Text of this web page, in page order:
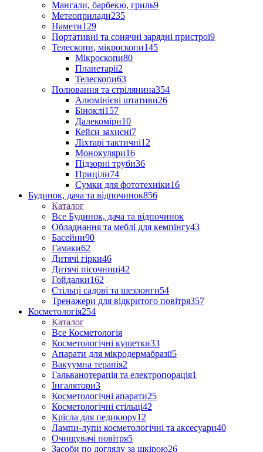
Мангали, барбекю, гриль9
Метеоприлади235
Намети129
Портативні та сонячні зарядні пристрої9
Телескопи, мікроскопи145
Мікроскопи80
Планетарії2
Телескопи63
Полювання та стрілянина354
Алюмінієві штативи26
Біноклі157
Далекоміри10
Кейси захисні7
Ліхтарі тактичні12
Монокуляри16
Підзорні труби36
Приціли74
Сумки для фототехніки16
Будинок, дача та відпочинок856
Каталог
Все Будинок, дача та відпочинок
Обладнання та меблі для кемпінгу43
Басейни90
Гамаки62
Дитячі гірки46
Дитячі пісочниці42
Гойдалки162
Стільці садові та шезлонги54
Тренажери для відкритого повітря357
Косметологія254
Каталог
Все Косметологія
Косметологічні кушетки33
Апарати для мікродермабразії5
Вакуумна терапія2
Гальванотерапія та електропорація1
Інгалятори3
Косметологічні апарати25
Косметологічні стільці42
Крісла для педикюру12
Лампи-лупи косметологічні та аксесуари40
Очищувачі повітря5
Засоби по догляду за шкірою26